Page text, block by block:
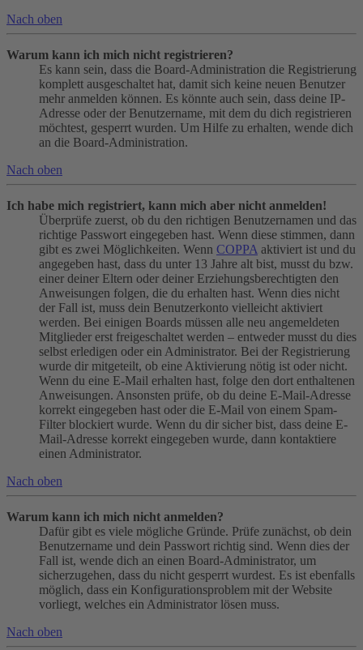
Nach oben
Warum kann ich mich nicht registrieren?
Es kann sein, dass die Board-Administration die Registrierung
komplett ausgeschaltet hat, damit sich keine neuen Benutzer
mehr anmelden können. Es könnte auch sein, dass deine IP-
Adresse oder der Benutzername, mit dem du dich registrieren
möchtest, gesperrt wurden. Um Hilfe zu erhalten, wende dich
an die Board-Administration.
Nach oben
Ich habe mich registriert, kann mich aber nicht anmelden!
Überprüfe zuerst, ob du den richtigen Benutzernamen und das
richtige Passwort eingegeben hast. Wenn diese stimmen, dann
gibt es zwei Möglichkeiten. Wenn COPPA aktiviert ist und du
angegeben hast, dass du unter 13 Jahre alt bist, musst du bzw.
einer deiner Eltern oder deiner Erziehungsberechtigten den
Anweisungen folgen, die du erhalten hast. Wenn dies nicht
der Fall ist, muss dein Benutzerkonto vielleicht aktiviert
werden. Bei einigen Boards müssen alle neu angemeldeten
Mitglieder erst freigeschaltet werden – entweder musst du dies
selbst erledigen oder ein Administrator. Bei der Registrierung
wurde dir mitgeteilt, ob eine Aktivierung nötig ist oder nicht.
Wenn du eine E-Mail erhalten hast, folge den dort enthaltenen
Anweisungen. Ansonsten prüfe, ob du deine E-Mail-Adresse
korrekt eingegeben hast oder die E-Mail von einem Spam-
Filter blockiert wurde. Wenn du dir sicher bist, dass deine E-
Mail-Adresse korrekt eingegeben wurde, dann kontaktiere
einen Administrator.
Nach oben
Warum kann ich mich nicht anmelden?
Dafür gibt es viele mögliche Gründe. Prüfe zunächst, ob dein
Benutzername und dein Passwort richtig sind. Wenn dies der
Fall ist, wende dich an einen Board-Administrator, um
sicherzugehen, dass du nicht gesperrt wurdest. Es ist ebenfalls
möglich, dass ein Konfigurationsproblem mit der Website
vorliegt, welches ein Administrator lösen muss.
Nach oben